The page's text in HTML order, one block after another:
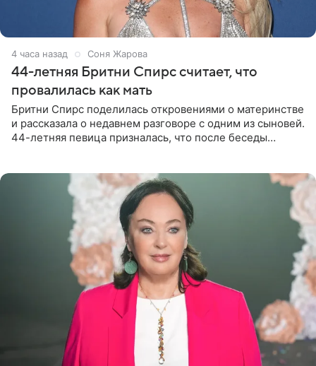
4 часа назад Соня Жарова
44-летняя Бритни Спирс считает, что
провалилась как мать
Бритни Спирс поделилась откровениями о материнстве
и рассказала о недавнем разговоре с одним из сыновей.
44-летняя певица призналась, что после беседы